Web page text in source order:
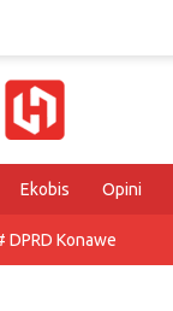
Ekobis Opini
DPRD Konawe